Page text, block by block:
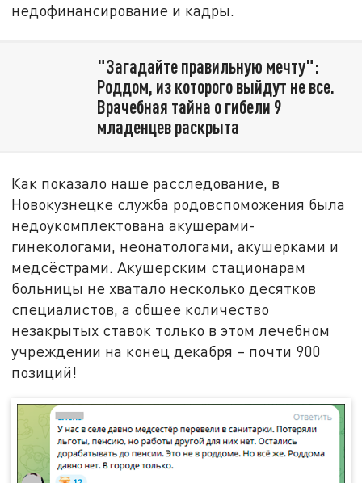
недофинансирование и кадры.
"Загадайте правильную мечту":
Роддом, из которого выйдут не все.
Врачебная тайна о гибели 9
младенцев раскрыта
Как показало наше расследование, в
Новокузнецке служба родовспоможения была
недоукомплектована акушерами-
гинекологами, неонатологами, акушерками и
медсёстрами. Акушерским стационарам
больницы не хватало несколько десятков
специалистов, а общее количество
незакрытых ставок только в этом лечебном
учреждении на конец декабря – почти 900
позиций!